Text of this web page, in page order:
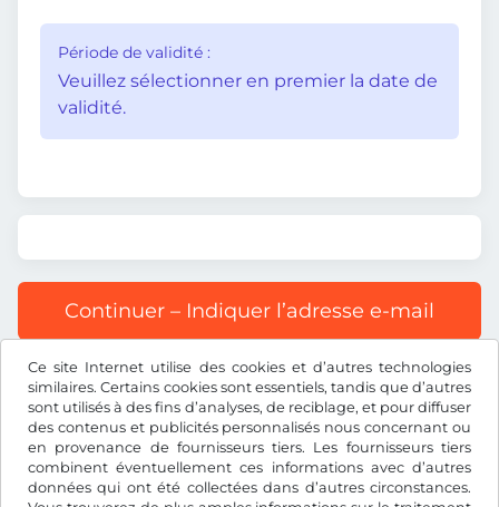
Ce site Internet utilise des cookies et d’autres technologies
similaires. Certains cookies sont essentiels, tandis que d’autres
sont utilisés à des fins d’analyses, de reciblage, et pour diffuser
des contenus et publicités personnalisés nous concernant ou
en provenance de fournisseurs tiers. Les fournisseurs tiers
combinent éventuellement ces informations avec d’autres
données qui ont été collectées dans d’autres circonstances.
Période de validité :
Veuillez sélectionner en premier la date de
validité.
Continuer – Indiquer l’adresse e-mail
Tous les prix s’entendent TVA incluse.
dkr.DKK